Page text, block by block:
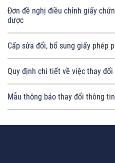
Đơn đề nghị điều chỉnh giấy
dược
Cấp sửa đổi, bổ sung giấy phép
Quy định chi tiết về việc thay
Mẫu thông báo thay đổi thông